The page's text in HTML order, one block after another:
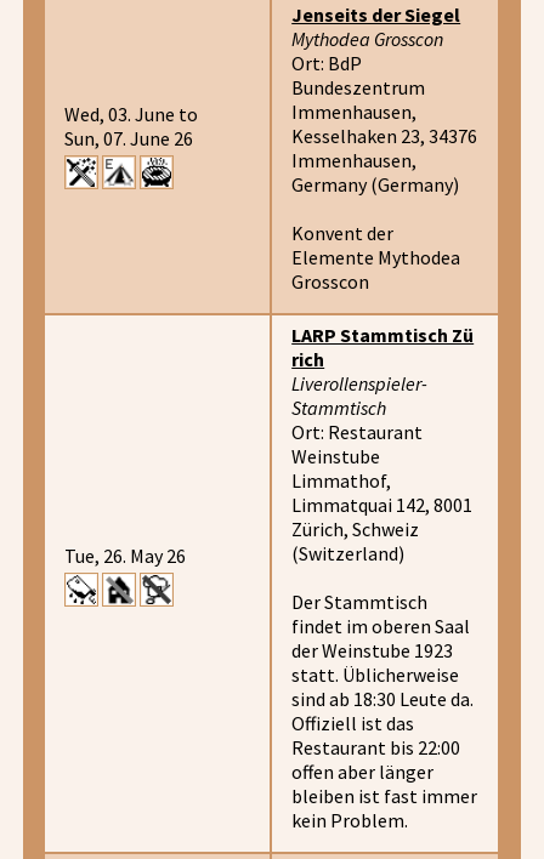
Wed, 03. June to
Sun, 07. June 26
Jenseits der Siegel
Mythodea Grosscon
Ort: BdP
Bundeszentrum
Immenhausen,
Kesselhaken 23, 34376
Immenhausen,
Germany (Germany)
Konvent der
Elemente Mythodea
Grosscon
Tue, 26. May 26
LARP Stammtisch Zü
rich
Liverollenspieler-
Stammtisch
Ort: Restaurant
Weinstube
Limmathof,
Limmatquai 142, 8001
Zürich, Schweiz
(Switzerland)
Der Stammtisch
findet im oberen Saal
der Weinstube 1923
statt. Üblicherweise
sind ab 18:30 Leute da.
Offiziell ist das
Restaurant bis 22:00
offen aber länger
bleiben ist fast immer
kein Problem.